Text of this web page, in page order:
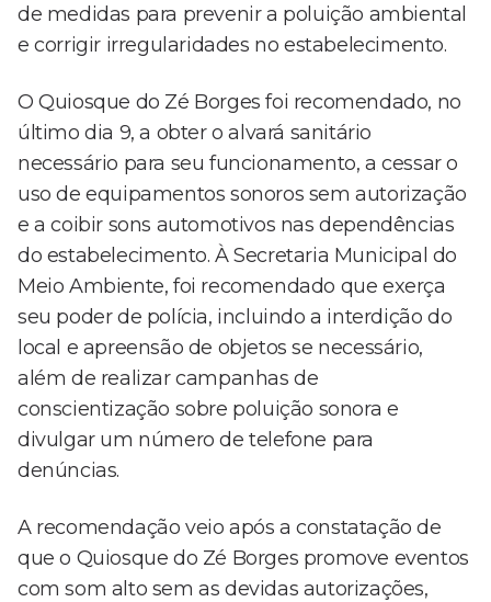
de medidas para prevenir a poluição ambiental
e corrigir irregularidades no estabelecimento.
O Quiosque do Zé Borges foi recomendado, no
último dia 9, a obter o alvará sanitário
necessário para seu funcionamento, a cessar o
uso de equipamentos sonoros sem autorização
e a coibir sons automotivos nas dependências
do estabelecimento. À Secretaria Municipal do
Meio Ambiente, foi recomendado que exerça
seu poder de polícia, incluindo a interdição do
local e apreensão de objetos se necessário,
além de realizar campanhas de
conscientização sobre poluição sonora e
divulgar um número de telefone para
denúncias.
A recomendação veio após a constatação de
que o Quiosque do Zé Borges promove eventos
com som alto sem as devidas autorizações,